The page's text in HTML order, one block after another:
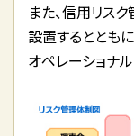
また、信用リス
設置するととも
オペレーショナ